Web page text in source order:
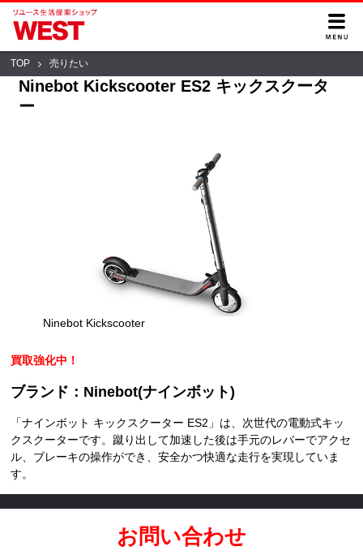
TOP 売りたい
Ninebot Kickscooter ES2 キックスクータ
ー
Ninebot Kickscooter
買取強化中！
ブランド：Ninebot(ナインボット)
「ナインボット キックスクーター ES2」は、次世代の電動式キッ
クスクーターです。蹴り出して加速した後は手元のレバーでアクセ
ル、ブレーキの操作ができ、安全かつ快適な走行を実現していま
す。
お問い合わせ